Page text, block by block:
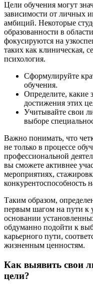
Цели обучения могут
зависимости от личных
амбиций. Некоторые
образованности в
фокусируются на
таких как клиническая,
психология.
Сформулируйте
обучения.
Определите, какие
достижения этих
Учитывайте свои
выборе
Важно понимать, что
не только в процессе
профессиональной
вы сможете активнее
мероприятиях,
конкурентоспособность
Таким образом,
первым шагом на пути к
основании
обдуманно подойти к
карьерного пути,
жизненным ценностям.
Как выявить свои
цели?